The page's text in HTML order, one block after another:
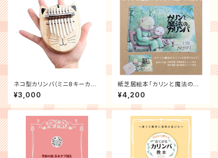
ネコ型カリンバ（ミニ8キーカリ
ンバ）set＜30台限定＞
¥3,000
紙芝居絵本「カリンと魔法のカリ
ンバ」
¥4,200